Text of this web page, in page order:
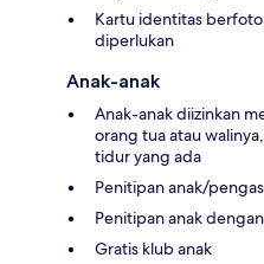
Kartu identitas
diperlukan
Anak-anak
Anak-anak diizinkan
orang tua atau
tidur yang ada
Penitipan anak/
Penitipan anak
Gratis klub anak